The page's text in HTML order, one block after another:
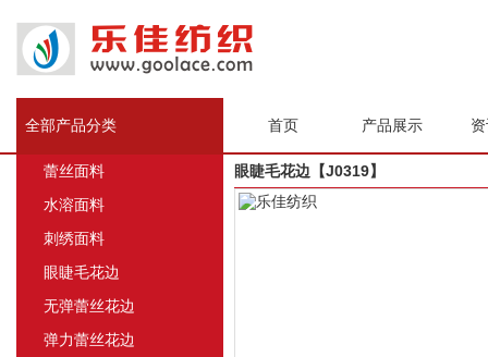
全部产品分类 首页 产品展示
眼睫毛花边【J0319】
蕾丝面料
水溶面料
刺绣面料
眼睫毛花边
无弹蕾丝花边
弹力蕾丝花边